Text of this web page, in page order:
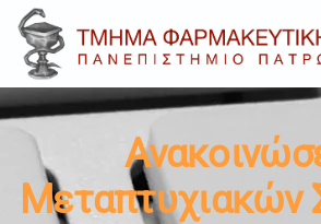
Skip to main content
Μεταπτυχιακών